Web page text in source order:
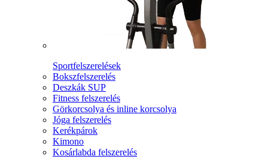
Sportfelszerelések
Bokszfelszerelés
Deszkák SUP
Fitness felszerelés
Görkorcsolya és inline korcsolya
Jóga felszerelés
Kerékpárok
Kimono
Kosárlabda felszerelés